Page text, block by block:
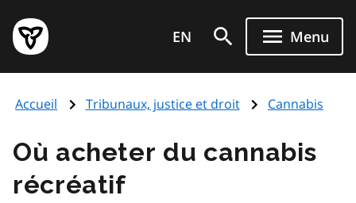
au
contenu
principal
Page
d'accueil
de
EN Menu
Accueil Tribunaux, justice et droit Cannabis
Où acheter du cannabis
récréatif